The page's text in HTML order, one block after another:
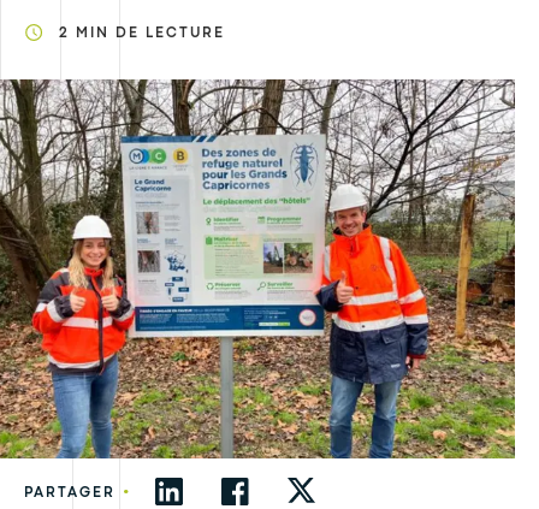
2 MIN DE LECTURE
PARTAGER •